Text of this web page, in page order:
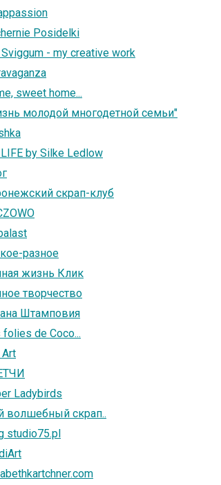
Posidelki
- my creative work
sweet home...
молодой многодетной семьи"
by Silke Ledlow
скрап-клуб
разное
жизнь Клик
творчество
Штамповия
folies de Coco...
Ladybirds
волшебный скрап..
studio75.pl